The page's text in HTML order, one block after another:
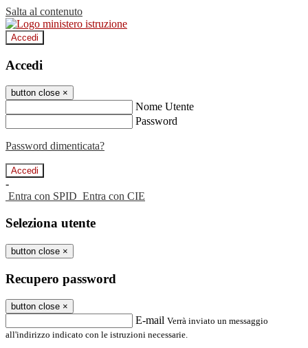
Salta al contenuto
Accedi
Accedi
button close ×
Nome Utente
Password
Password dimenticata?
-
Entra con SPID Entra con CIE
Seleziona utente
button close ×
Recupero password
button close ×
E-mail Verrà inviato un messaggio
all'indirizzo indicato con le istruzioni necessarie.